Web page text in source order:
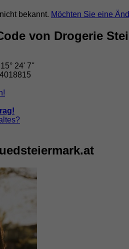
bekannt. Möchten Sie eine
von Drogerie
24' 7''